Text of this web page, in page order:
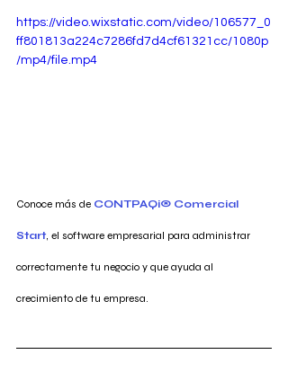
https://video.wixstatic.com/video/106577_0
ff801813a224c7286fd7d4cf61321cc/1080p
/mp4/file.mp4
Conoce más de CONTPAQi® Comercial
Start, el software empresarial para administrar
correctamente tu negocio y que ayuda al
crecimiento de tu empresa.